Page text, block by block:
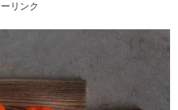
リンク